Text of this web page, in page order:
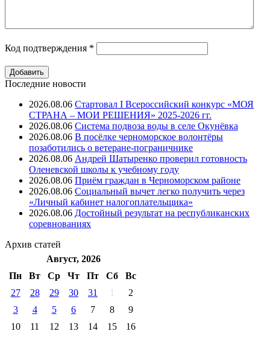
Код подтверждения *
Последние новости
2026.08.06 Стартовал I Всероссийский конкурс «МОЯ
СТРАНА – МОИ РЕШЕНИЯ» 2025-2026 гг.
2026.08.06 Система подвоза воды в селе Окунёвка
2026.08.06 В посёлке черноморское волонтёры
позаботились о ветеране-пограничнике
2026.08.06 Андрей Шатыренко проверил готовность
Оленевской школы к учебному году
2026.08.06 Приём граждан в Черноморском районе
2026.08.06 Социальный вычет легко получить через
«Личный кабинет налогоплательщика»
2026.08.06 Достойный результат на республиканских
соревнованиях
Архив статей
Август, 2026
Пн
Вт Ср Чт Пт Cб
Вс
27
28 29 30 31 1
2
3
4 5 6 7 8
9
10
11 12 13 14 15
16